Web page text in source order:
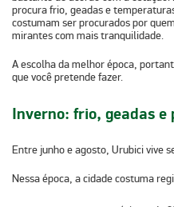
procura frio, geadas e
costumam ser procurados por
mirantescom mais tranquilidade.
A escolha da melhor época,
que você pretende fazer.
Inverno: frio, geadas e
Entre junho e agosto, Urubici vive
Nessa época, a cidade costuma